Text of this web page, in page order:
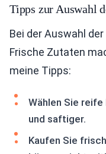
Tipps zur Auswahl
Bei der Auswahl
Frische Zutaten
meine Tipps:
Wählen Sie
und saftiger.
Kaufen Sie